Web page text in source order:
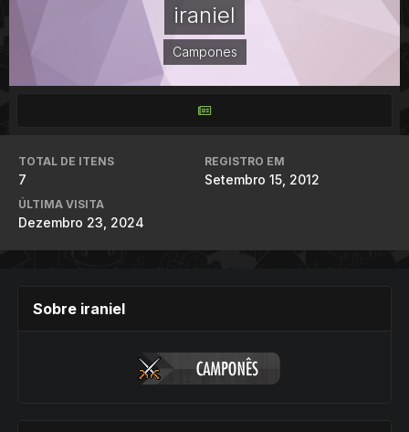
iraniel
Campones
TOTAL DE ITENS
7
REGISTRO EM
Setembro 15, 2012
ÚLTIMA VISITA
Dezembro 23, 2024
Sobre iraniel